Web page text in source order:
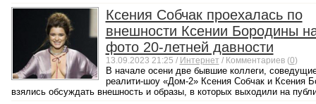
Ксения Собчак проехалась по
внешности Ксении Бородины
фото 20-летней давности
13.09.2023 21:25 / Интернет / Комментариев (0)
В начале осени две бывшие коллеги,
реалити-шоу «Дом-2» Ксения Собчак и Ксения
взялись обсуждать внешность и образы, в которых выходили на